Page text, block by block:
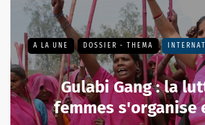
A LA UNE DOSSIER - THEMA
Gulabi Gang : la
femmes s'organise